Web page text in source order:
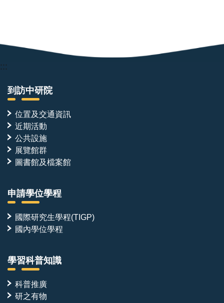
:::
到訪中研院
位置及交通資訊
近期活動
公共設施
展覽館群
圖書館及檔案館
申請學位學程
國際研究生學程(TIGP)
國內學位學程
學習科普知識
科普推廣
研之有物